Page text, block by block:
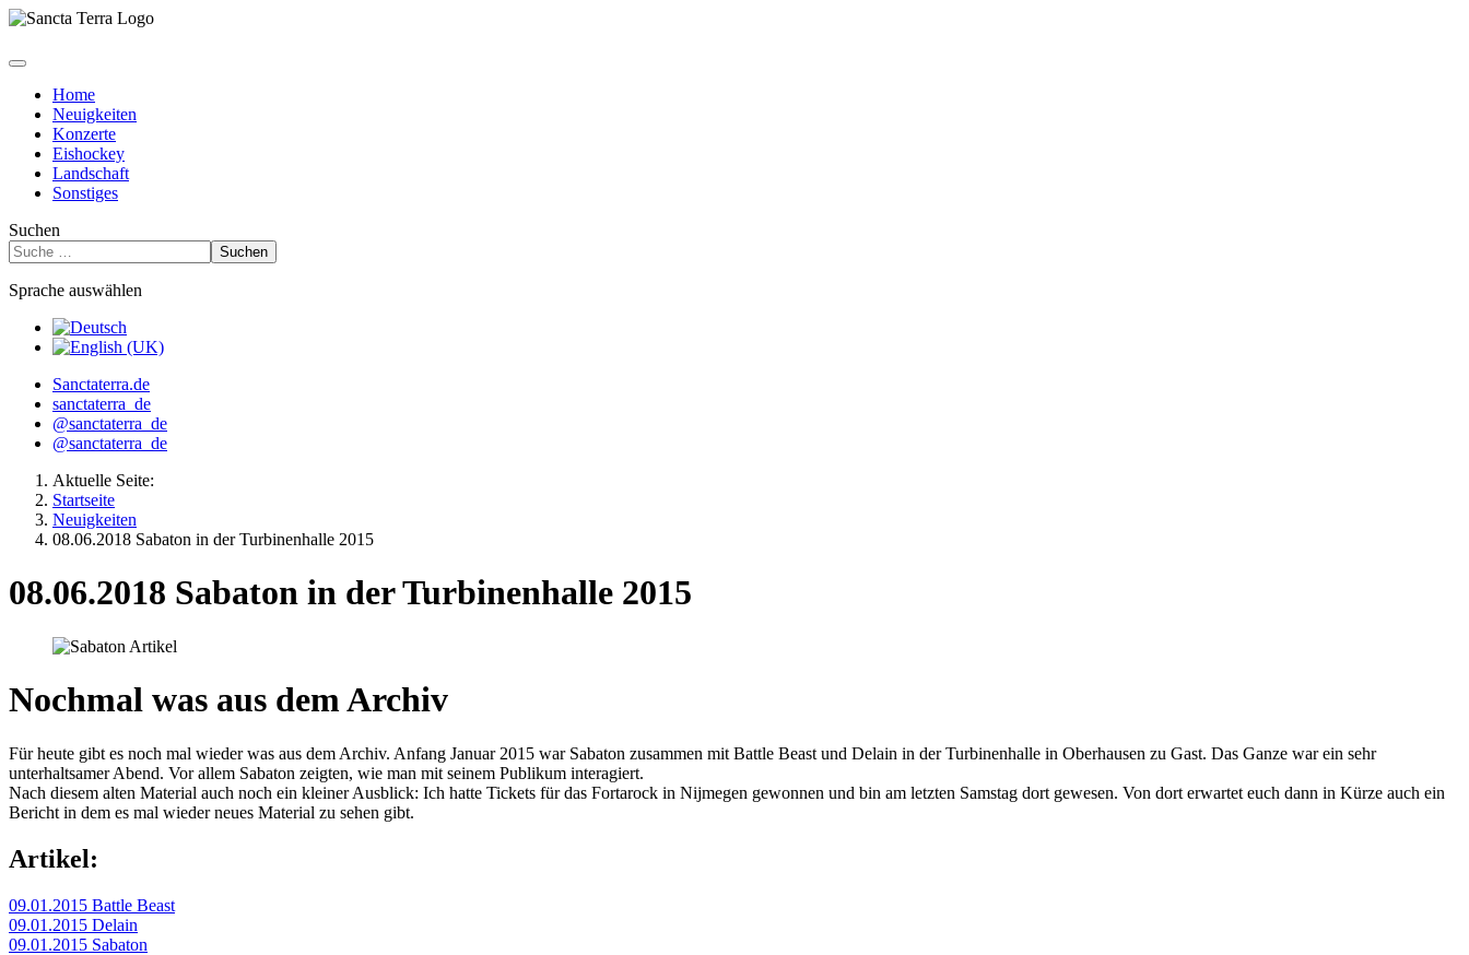
Home
Neuigkeiten
Konzerte
Eishockey
Landschaft
Sonstiges
Suchen
Suchen
Sprache auswählen
Sanctaterra.de
sanctaterra_de
@sanctaterra_de
@sanctaterra_de
Aktuelle Seite:
Startseite
Neuigkeiten
08.06.2018 Sabaton in der Turbinenhalle 2015
08.06.2018 Sabaton in der Turbinenhalle 2015
Nochmal was aus dem Archiv
Für heute gibt es noch mal wieder was aus dem Archiv. Anfang Januar 2015 war Sabaton zusammen mit Battle Beast und Delain in der Turbinenhalle in Oberhausen zu Gast. Das Ganze war ein sehr
unterhaltsamer Abend. Vor allem Sabaton zeigten, wie man mit seinem Publikum interagiert.
Nach diesem alten Material auch noch ein kleiner Ausblick: Ich hatte Tickets für das Fortarock in Nijmegen gewonnen und bin am letzten Samstag dort gewesen. Von dort erwartet euch dann in Kürze auch ein
Bericht in dem es mal wieder neues Material zu sehen gibt.
Artikel:
09.01.2015 Battle Beast
09.01.2015 Delain
09.01.2015 Sabaton